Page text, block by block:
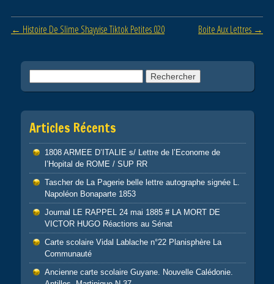
b
o
k
er
Post navigation
← Histoire De Slime Shayvise Tiktok Petites 020 Boite Aux Lettres →
Articles Récents
1808 ARMEE D’ITALIE s/ Lettre de l’Econome de
l’Hopital de ROME / SUP RR
Tascher de La Pagerie belle lettre autographe signée L.
Napoléon Bonaparte 1853
Journal LE RAPPEL 24 mai 1885 # LA MORT DE
VICTOR HUGO Réactions au Sénat
Carte scolaire Vidal Lablache n°22 Planisphère La
Communauté
Ancienne carte scolaire Guyane. Nouvelle Calédonie.